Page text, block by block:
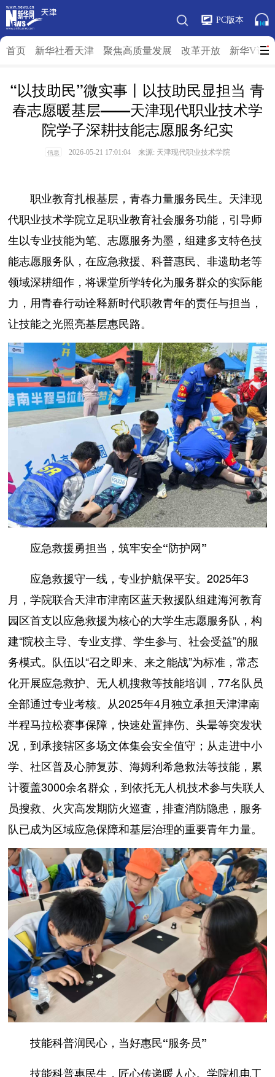
PC版本
首页 新华社看天津 聚焦高质量发展 改革开放 新华V访
“以技助民”微实事丨以技助民显担当 青
春志愿暖基层——天津现代职业技术学
院学子深耕技能志愿服务纪实
信息 2026-05-21 17:01:04 来源: 天津现代职业技术学院
职业教育扎根基层，青春力量服务民生。天津现
代职业技术学院立足职业教育社会服务功能，引导师
生以专业技能为笔、志愿服务为墨，组建多支特色技
能志愿服务队，在应急救援、科普惠民、非遗助老等
领域深耕细作，将课堂所学转化为服务群众的实际能
力，用青春行动诠释新时代职教青年的责任与担当，
让技能之光照亮基层惠民路。
应急救援勇担当，筑牢安全“防护网”
应急救援守一线，专业护航保平安。2025年3
月，学院联合天津市津南区蓝天救援队组建海河教育
园区首支以应急救援为核心的大学生志愿服务队，构
建“院校主导、专业支撑、学生参与、社会受益”的服
务模式。队伍以“召之即来、来之能战”为标准，常态
化开展应急救护、无人机搜救等技能培训，77名队员
全部通过专业考核。从2025年4月独立承担天津津南
半程马拉松赛事保障，快速处置摔伤、头晕等突发状
况，到承接辖区多场文体集会安全值守；从走进中小
学、社区普及心肺复苏、海姆利希急救法等技能，累
计覆盖3000余名群众，到依托无人机技术参与失联人
员搜救、火灾高发期防火巡查，排查消防隐患，服务
队已成为区域应急保障和基层治理的重要青年力量。
技能科普润民心，当好惠民“服务员”
技能科普惠民生，匠心传递暖人心。学院机电工